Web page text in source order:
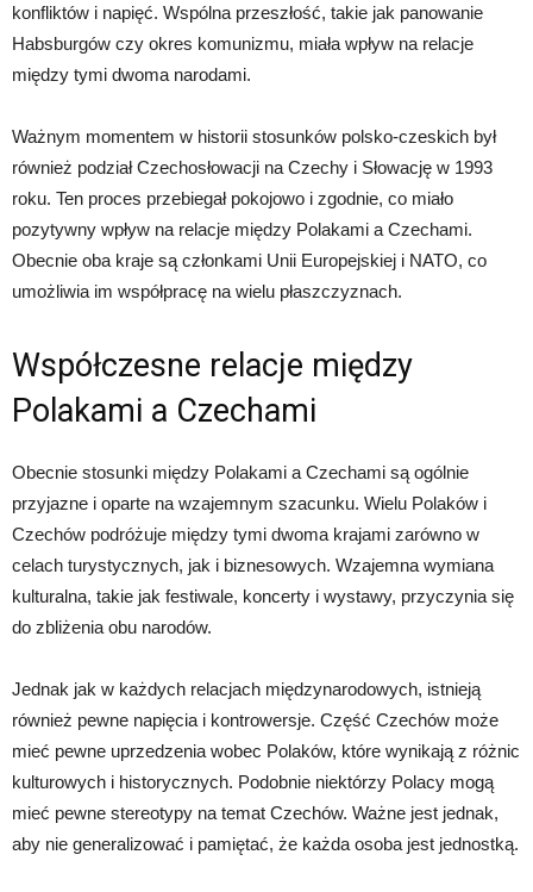
konfliktów i napięć. Wspólna przeszłość, takie jak panowanie
Habsburgów czy okres komunizmu, miała wpływ na relacje
między tymi dwoma narodami.
Ważnym momentem w historii stosunków polsko-czeskich był
również podział Czechosłowacji na Czechy i Słowację w 1993
roku. Ten proces przebiegał pokojowo i zgodnie, co miało
pozytywny wpływ na relacje między Polakami a Czechami.
Obecnie oba kraje są członkami Unii Europejskiej i NATO, co
umożliwia im współpracę na wielu płaszczyznach.
Współczesne relacje między
Polakami a Czechami
Obecnie stosunki między Polakami a Czechami są ogólnie
przyjazne i oparte na wzajemnym szacunku. Wielu Polaków i
Czechów podróżuje między tymi dwoma krajami zarówno w
celach turystycznych, jak i biznesowych. Wzajemna wymiana
kulturalna, takie jak festiwale, koncerty i wystawy, przyczynia się
do zbliżenia obu narodów.
Jednak jak w każdych relacjach międzynarodowych, istnieją
również pewne napięcia i kontrowersje. Część Czechów może
mieć pewne uprzedzenia wobec Polaków, które wynikają z różnic
kulturowych i historycznych. Podobnie niektórzy Polacy mogą
mieć pewne stereotypy na temat Czechów. Ważne jest jednak,
aby nie generalizować i pamiętać, że każda osoba jest jednostką.